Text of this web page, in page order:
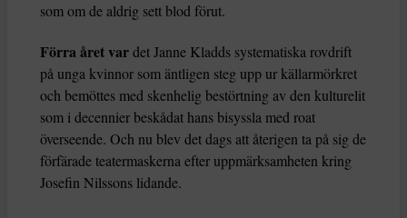
som om de aldrig sett blod förut.
Förra året vardet Janne Kladds systematiska rovdrift
på unga kvinnor som äntligen steg upp ur källarmörkret
och bemöttes med skenhelig bestörtning av den kulturelit
som i decennier beskådat hans bisyssla med roat
överseende. Och nu blev det dags att återigen ta på sig de
förfärade teatermaskerna efter uppmärksamheten kring
Josefin Nilssons lidande.